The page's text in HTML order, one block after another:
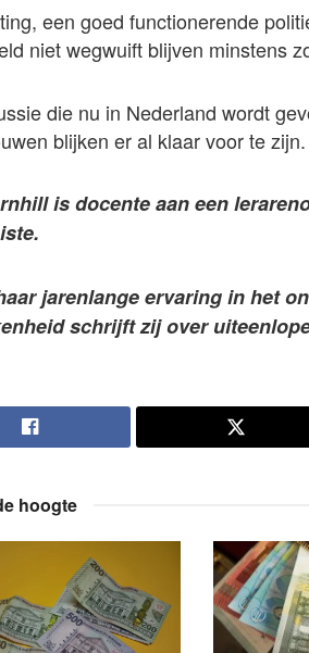
een goed functionerende
niet wegwuift blijven minstens
die nu in Nederland wordt
blijken er al klaar voor te
is docente aan een
jarenlange ervaring in het
schrijft zij over
hoogte